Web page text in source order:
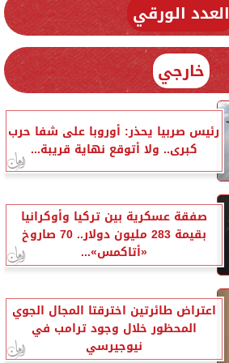
العدد الورقي
خارجي
رئيس صربيا يحذر: أوروبا على شفا حرب
كبرى.. ولا أتوقع نهاية قريبة...
صفقة عسكرية بين تركيا وأوكرانيا
بقيمة 283 مليون دولار.. 70 صاروخ
«أتاكمس»...
اعتراض طائرتين اخترقتا المجال الجوي
المحظور خلال وجود ترامب في
نيوجيرسي